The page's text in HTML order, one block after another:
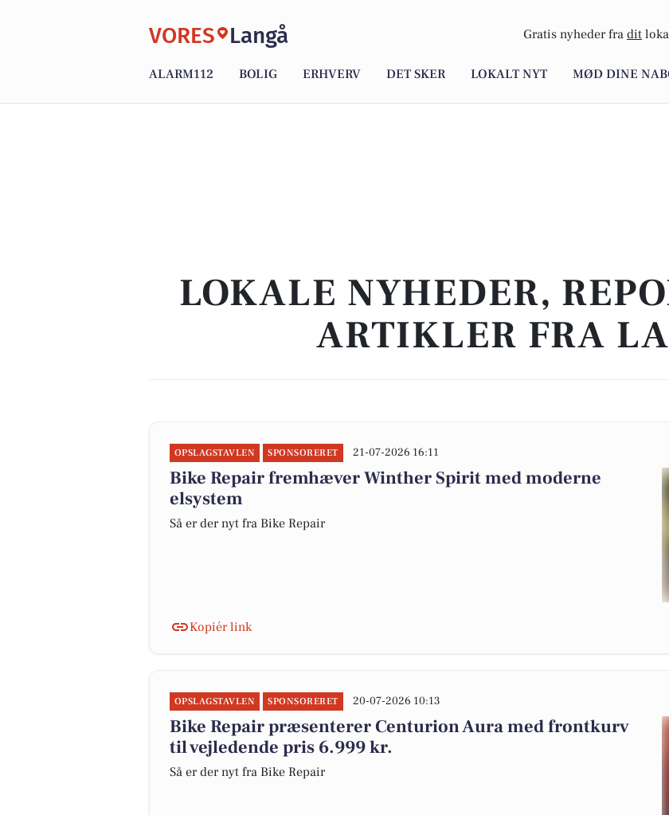
VORES Langå Gratis nyheder fra dit
ALARM112 BOLIG ERHVERV DET SKER LOKALT NYT MØD DINE
LOKALE NYHEDER,
ARTIKLER FRA
OPSLAGSTAVLEN SPONSORERET 21-07-2026 16:11
Bike Repair fremhæver Winther Spirit med moderne
elsystem
Så er der nyt fra Bike Repair
Kopiér link
OPSLAGSTAVLEN SPONSORERET 20-07-2026 10:13
Bike Repair præsenterer Centurion Aura med frontkurv
til vejledende pris 6.999 kr.
Så er der nyt fra Bike Repair